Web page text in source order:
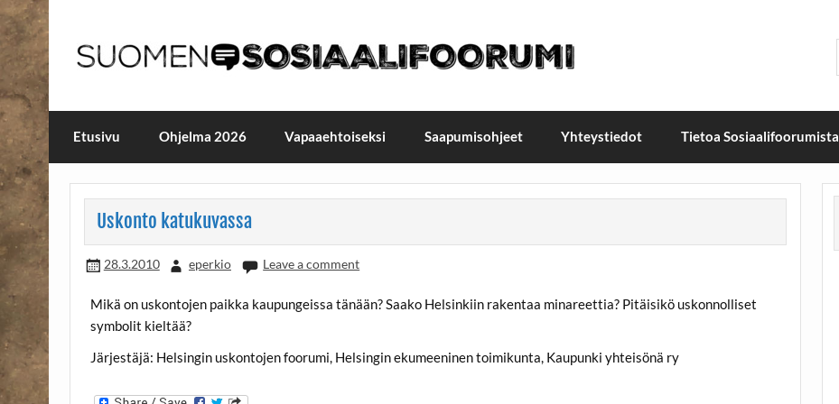
Skip
to
content
Maailmanparannuspäivät / Suomen Sosiaalifoorumi
Maailmanparannuspäivät Lapinlahden Lähteellä, Helsingissä 26.–27.9.2026
Etusivu Ohjelma 2026 Vapaaehtoiseksi Saapumisohjeet Yhteystiedot Tietoa Sosiaalifoorumista
Uskonto katukuvassa
28.3.2010 eperkio Leave a comment
Mikä on uskontojen paikka kaupungeissa tänään? Saako Helsinkiin rakentaa minareettia? Pitäisikö uskonnolliset
symbolit kieltää?
Järjestäjä: Helsingin uskontojen foorumi, Helsingin ekumeeninen toimikunta, Kaupunki yhteisönä ry